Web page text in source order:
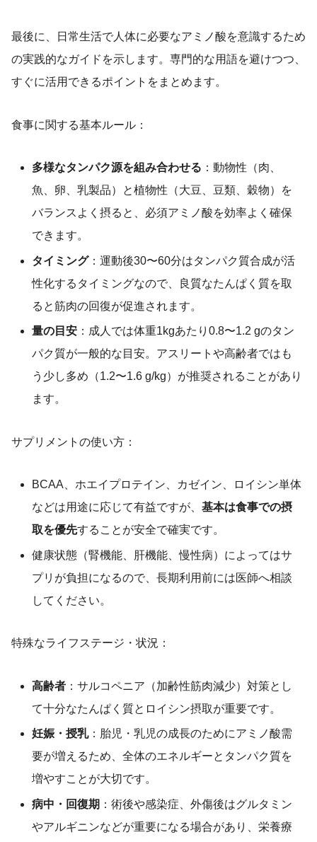
最後に、日常生活で人体に必要なアミノ酸を意識するため
の実践的なガイドを示します。専門的な用語を避けつつ、
すぐに活用できるポイントをまとめます。
食事に関する基本ルール：
多様なタンパク源を組み合わせる ：動物性（肉、
魚、卵、乳製品）と植物性（大豆、豆類、穀物）を
バランスよく摂ると、必須アミノ酸を効率よく確保
できます。
タイミング：運動後30〜60分はタンパク質合成が活
性化するタイミングなので、良質なたんぱく質を取
ると筋肉の回復が促進されます。
量の目安 ：成人では体重1kgあたり0.8〜1.2 gのタン
パク質が一般的な目安。アスリートや高齢者ではも
う少し多め（1.2〜1.6 g/kg）が推奨されることがあり
ます。
サプリメントの使い方：
BCAA、ホエイプロテイン、カゼイン、ロイシン単体
などは用途に応じて有益ですが、基本は食事での摂
取を優先することが安全で確実です。
健康状態（腎機能、肝機能、慢性病）によってはサ
プリが負担になるので、長期利用前には医師へ相談
してください。
特殊なライフステージ・状況：
高齢者 ：サルコペニア（加齢性筋肉減少）対策とし
て十分なたんぱく質とロイシン摂取が重要です。
妊娠・授乳：胎児・乳児の成長のためにアミノ酸需
要が増えるため、全体のエネルギーとタンパク質を
増やすことが大切です。
病中・回復期 ：術後や感染症、外傷後はグルタミン
やアルギニンなどが重要になる場合があり、栄養療